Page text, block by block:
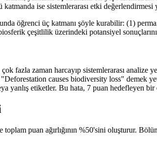
ise sistemlerarası etki değerlendirmesi
öğrenci üç katmanı şöyle kurabilir: (1)
çeşitlilik üzerindeki potansiyel sonuçlarını
fazla zaman harcayıp sistemlerarası analize
causes biodiversity loss" demek
yanlış etiketler. Bu hata, 7 puan hedefleyen
toplam puan ağırlığının %50'sini oluşturur.